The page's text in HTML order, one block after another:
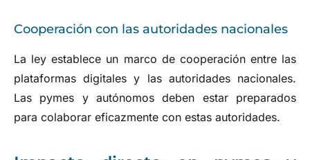
Cooperación con las autoridades nacionales
La ley establece un marco de cooperación entre las
plataformas digitales y las autoridades nacionales.
Las pymes y autónomos deben estar preparados
para colaborar eficazmente con estas autoridades.